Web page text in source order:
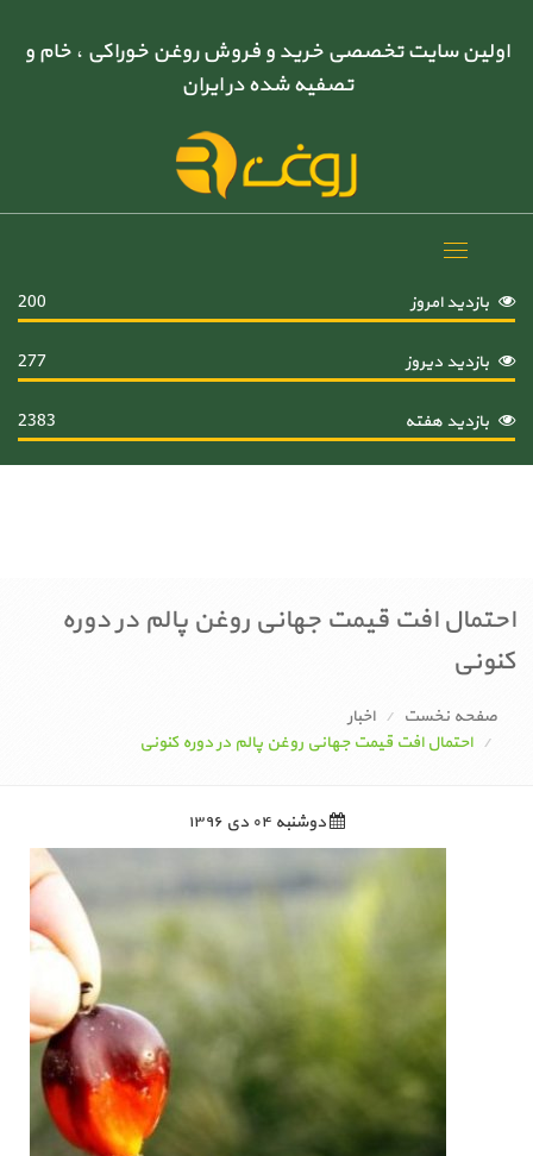
اولین سایت تخصصی خرید و فروش روغن خوراکی ، خام و
تصفیه شده در ایران
Toggle
بازدید امروز
200
بازدید دیروز 277
بازدید هفته 2383
احتمال افت قیمت جهانی روغن پالم در دوره
کنونی
صفحه نخست
اخبار
احتمال افت قیمت جهانی روغن پالم در دوره کنونی
دوشنبه ۰۴ دی ۱۳۹۶